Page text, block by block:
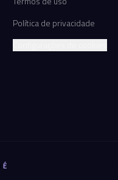
Política de privacidade